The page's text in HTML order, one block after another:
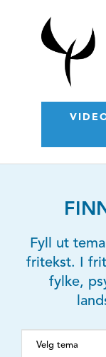
Fyll ut
fritekst. I
fylke,